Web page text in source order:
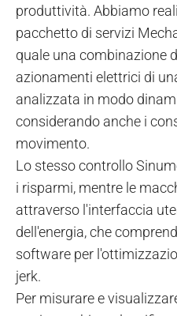
produttività. Abbiamo
pacchetto di servizi
quale una combinazione
azionamenti elettrici di
analizzata in modo
considerando anche i
movimento.
Lo stesso controllo
i risparmi, mentre le
attraverso l'interfaccia
dell'energia, che
software per
jerk.
Per misurare e